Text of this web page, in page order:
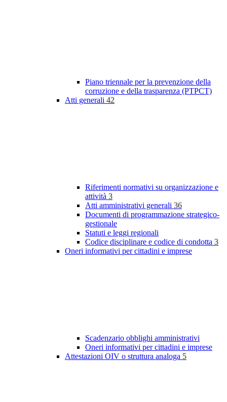
Piano triennale per la prevenzione della
corruzione e della trasparenza (PTPCT)
Atti generali 42
Riferimenti normativi su organizzazione e
attività 3
Atti amministrativi generali 36
Documenti di programmazione strategico-
gestionale
Statuti e leggi regionali
Codice disciplinare e codice di condotta 3
Oneri informativi per cittadini e imprese
Scadenzario obblighi amministrativi
Oneri informativi per cittadini e imprese
Attestazioni OIV o struttura analoga 5